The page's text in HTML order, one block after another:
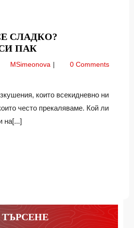
СЛАДКО?
ПАК
ПОМИСЛИ
СИ
MSimeonova Хапва
сладко?
0 Comments
които всекидневно ни
често прекаляваме. Кой ли
на[...]
ТЪРСЕНЕ